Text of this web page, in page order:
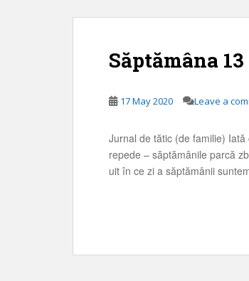
Săptămâna
17 May 2020 Leave a
Jurnal de tătic (de familie)
repede – săptămânile parcă
uit în ce zi a săptămânii